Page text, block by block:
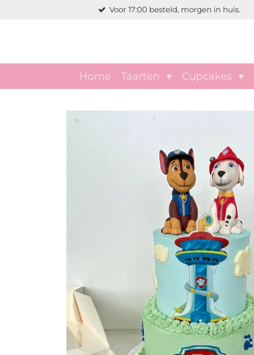
Voor 17:00 besteld, morgen in huis.
Home Taarten Cupcakes